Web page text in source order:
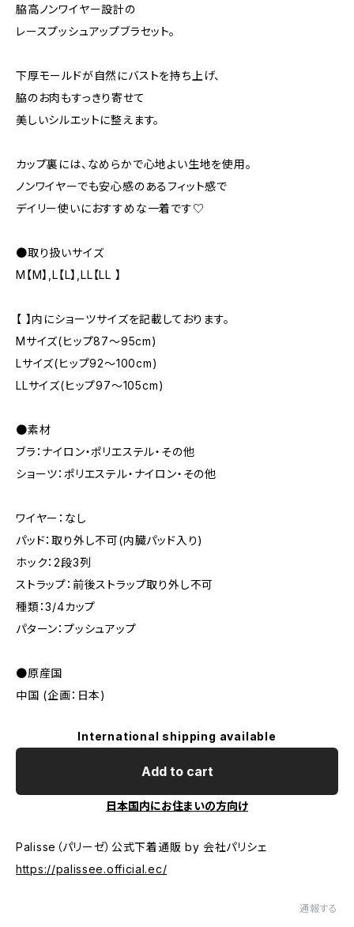
脇高ノンワイヤー設計の
レースプッシュアップブラセット。
下厚モールドが自然にバストを持ち上げ、
脇のお肉もすっきり寄せて
美しいシルエットに整えます。
カップ裏には、なめらかで心地よい生地を使用。
ノンワイヤーでも安心感のあるフィット感で
デイリー使いにおすすめな一着です♡
●取り扱いサイズ
M【M】,L【L】,LL【LL 】
【 】内にショーツサイズを記載しております。
Mサイズ(ヒップ87～95cm)
Lサイズ(ヒップ92～100cm)
LLサイズ(ヒップ97～105cm)
●素材
ブラ：ナイロン・ポリエステル・その他
ショーツ：ポリエステル・ナイロン・その他
ワイヤー：なし
パッド：取り外し不可(内臓パッド入り)
ホック：2段3列
ストラップ：前後ストラップ取り外し不可
種類：3/4カップ
パターン：プッシュアップ
●原産国
中国 (企画：日本)
International shipping available
Add to cart
日本国内にお住まいの方向け
Palisse（パリーゼ）公式下着通販 by 会社パリシェ
https://palissee.official.ec/
通報する